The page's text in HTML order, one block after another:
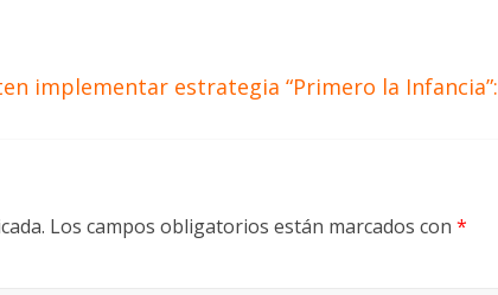
implementar estrategia “Primero la Infancia”:
Los campos obligatorios están marcados con *